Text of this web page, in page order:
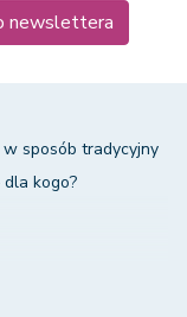
newslettera
w sposób tradycyjny
kogo?